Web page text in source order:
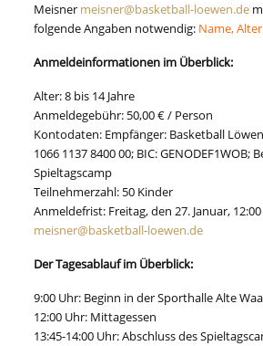
Meisner meisner@basketball-loewen.de
folgende Angaben notwendig: Name,
Anmeldeinformationen im Überblick:
Alter: 8 bis 14 Jahre
Anmeldegebühr: 50,00 € / Person
Kontodaten: Empfänger: Basketball
1066 1137 8400 00; BIC: GENODEF1WOB;
Spieltagscamp
Teilnehmerzahl: 50 Kinder
Anmeldefrist: Freitag, den 27. Januar,
meisner@basketball-loewen.de
Der Tagesablauf im Überblick:
9:00 Uhr: Beginn in der Sporthalle Alte
12:00 Uhr: Mittagessen
13:45-14:00 Uhr: Abschluss des